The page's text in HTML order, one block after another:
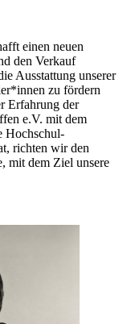
einen neuen
den Verkauf
Ausstattung unserer
zu fördern
Erfahrung der
e.V. mit dem
Hochschul-
richten wir den
mit dem Ziel unsere